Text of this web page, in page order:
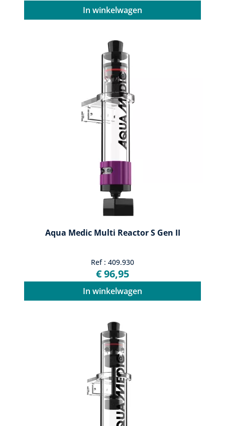
In winkelwagen
Aqua Medic Multi Reactor S Gen II
Ref : 409.930
€ 96,95
In winkelwagen